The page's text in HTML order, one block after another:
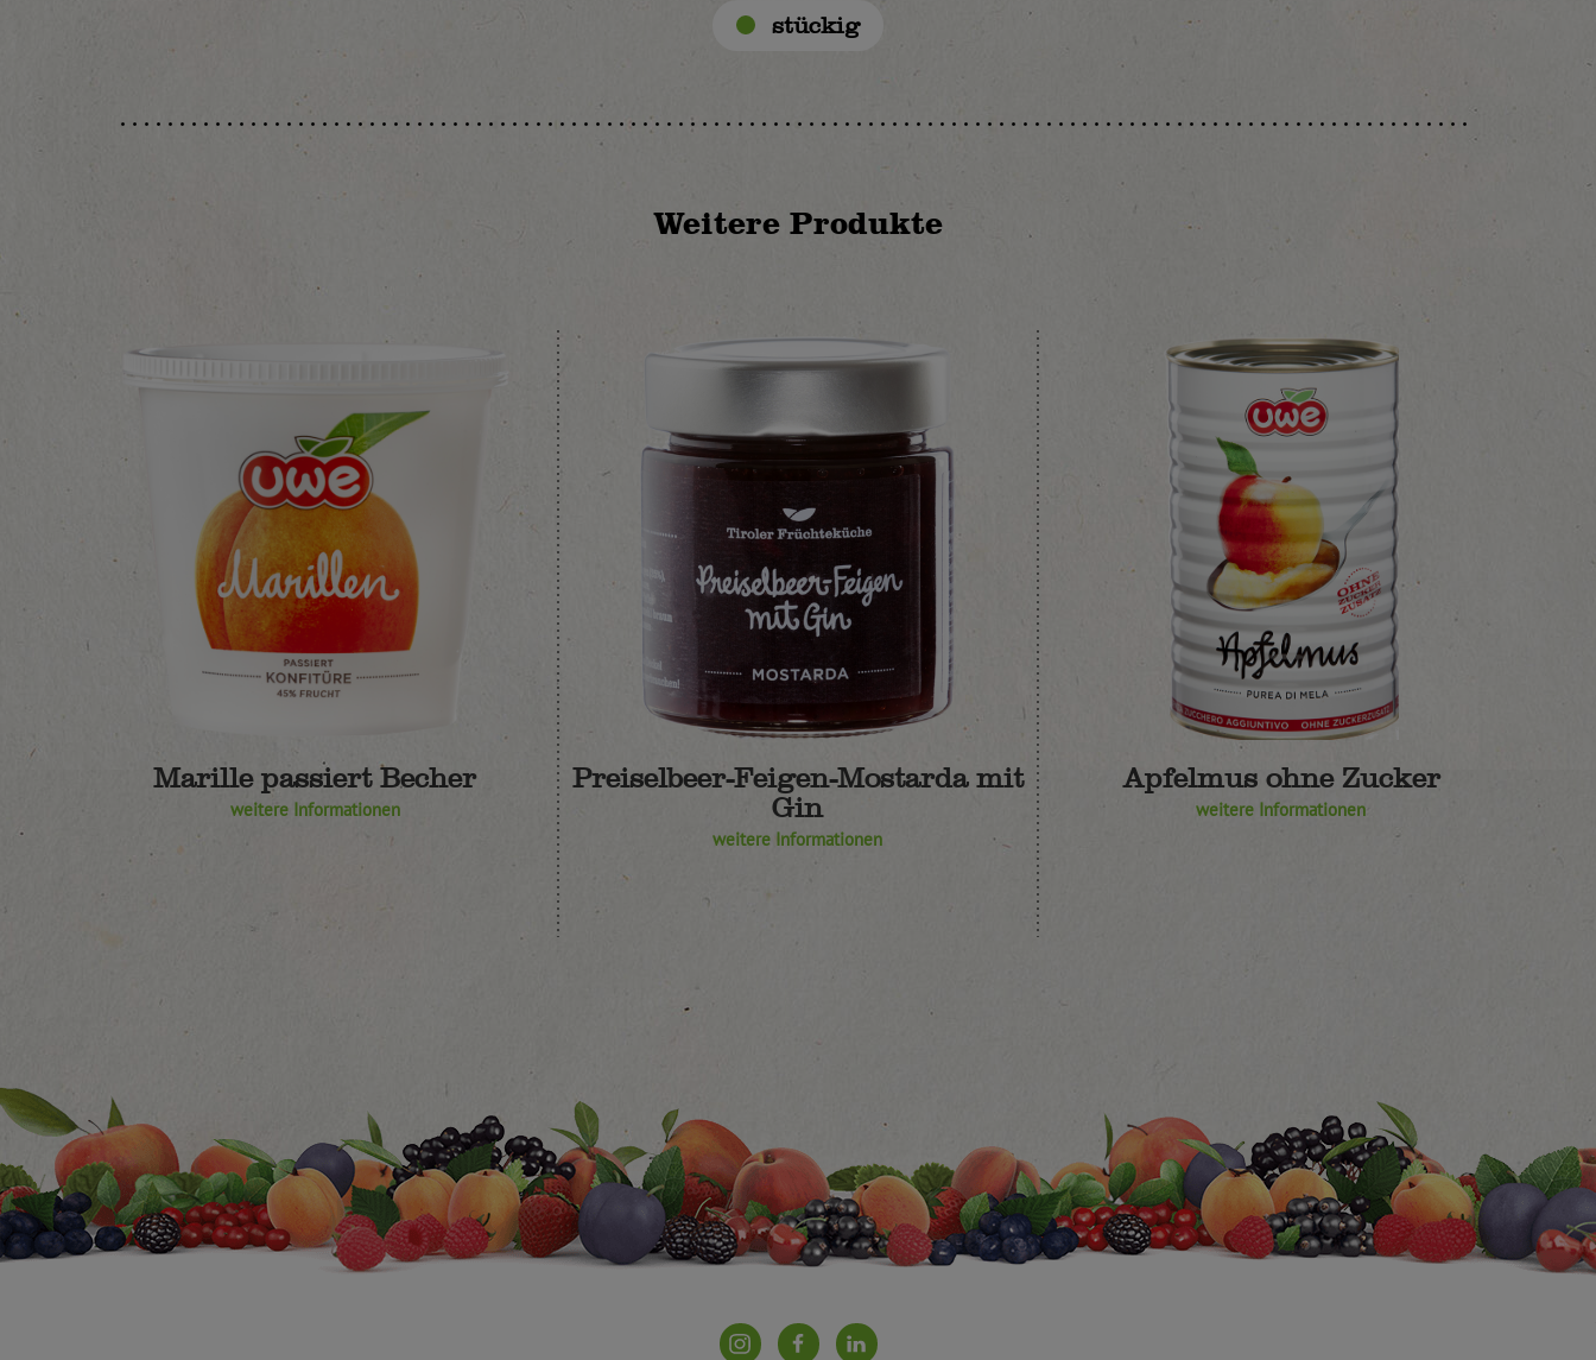
stückig
Weitere Produkte
Marille passiert Becher
weitere Informationen
Preiselbeer-Feigen-Mostarda mit
Gin
weitere Informationen
Apfelmus ohne Zucker
weitere Informationen